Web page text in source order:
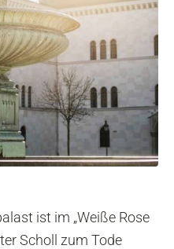
ist im „Weiße Rose
Scholl zum Tode